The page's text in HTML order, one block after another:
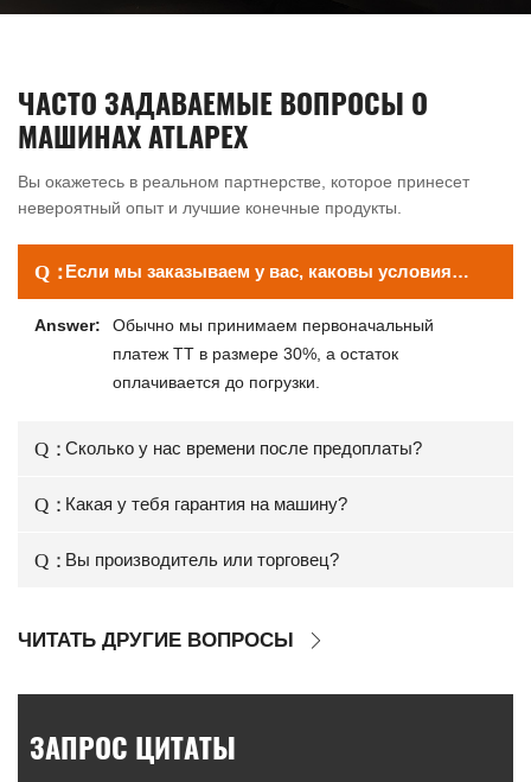
клиентам безопасно и
неразрушающе.
ЧАСТО ЗАДАВАЕМЫЕ ВОПРОСЫ О
МАШИНАХ ATLAPEX
Вы окажетесь в реальном партнерстве, которое принесет
невероятный опыт и лучшие конечные продукты.
Если мы заказываем у вас, каковы условия
Обычно мы принимаем первоначальный
платеж TT в размере 30%, а остаток
оплачивается до погрузки.
Сколько у нас времени после предоплаты?
Какая у тебя гарантия на машину?
Вы производитель или торговец?
ЧИТАТЬ ДРУГИЕ ВОПРОСЫ
ЗАПРОС ЦИТАТЫ